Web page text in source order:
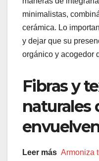
minimalistas,
cerámica. Lo
y dejar que su
orgánico y acogedor
Fibras y
naturales
Leer más Armoniza